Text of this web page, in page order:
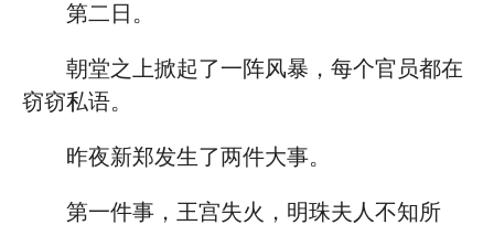
第二日。
朝堂之上掀起了一阵风暴，每个官员都在
窃窃私语。
昨夜新郑发生了两件大事。
第一件事，王宫失火，明珠夫人不知所